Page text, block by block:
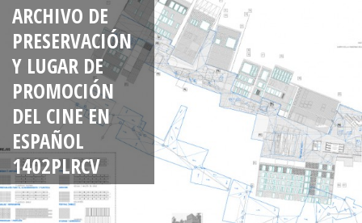
ARCHIVO DE
PRESERVACIÓN
Y LUGAR DE
PROMOCIÓN
DEL CINE EN
ESPAÑOL
1402PLRCV